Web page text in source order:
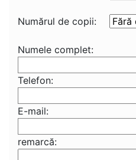
Numărul de copii:
Numele complet:
Telefon:
E-mail:
remarcă: